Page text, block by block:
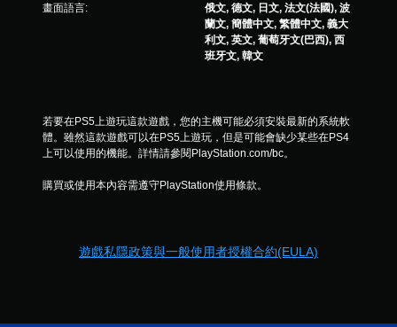
畫面語言:
俄文, 德文, 日文, 法文(法國), 波
蘭文, 簡體中文, 繁體中文, 義大
利文, 英文, 葡萄牙文(巴西), 西
班牙文, 韓文
若要在PS5上遊玩這款遊戲，您的主機可能必須安裝最新的系統軟
體。雖然這款遊戲可以在PS5上遊玩，但是可能會缺少某些在PS4
上可以使用的機能。詳情請參閱PlayStation.com/bc。
購買或使用本內容需遵守PlayStation使用條款。
遊戲私隱政策與一般使用者授權合約(EULA)